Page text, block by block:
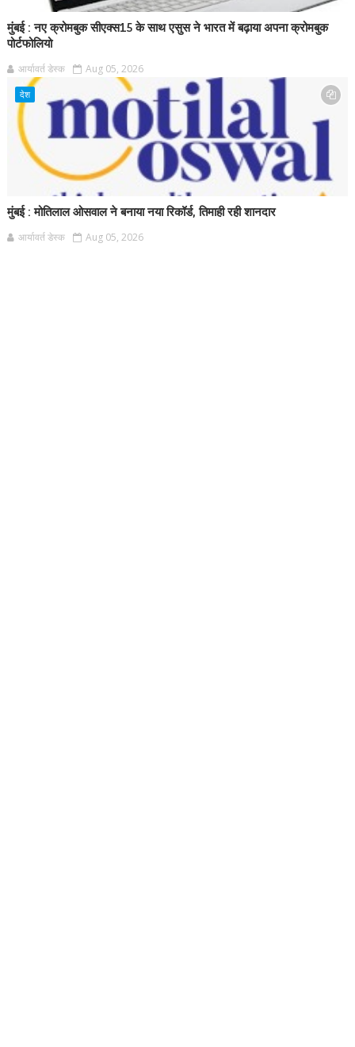
मुंबई : नए क्रोमबुक सीएक्स15 के साथ एसुस ने भारत में बढ़ाया अपना क्रोमबुक
पोर्टफोलियो
आर्यावर्त डेस्क Aug 05, 2026
देश
मुंबई : मोतिलाल ओसवाल ने बनाया नया रिकॉर्ड, तिमाही रही शानदार
आर्यावर्त डेस्क Aug 05, 2026